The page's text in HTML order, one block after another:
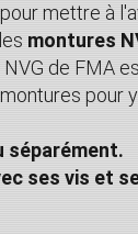
pour mettre à
montures
de FMA
pour
séparément.
ses vis et